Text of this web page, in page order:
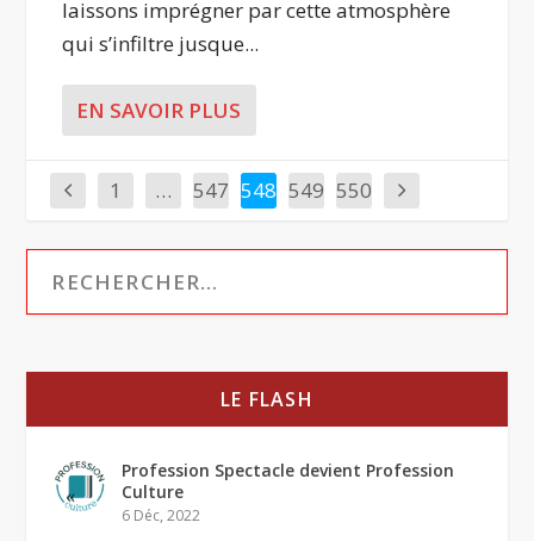
laissons imprégner par cette atmosphère
qui s’infiltre jusque...
EN SAVOIR PLUS
1 … 547 548 549 550
LE FLASH
Profession Spectacle devient Profession
Culture
6 Déc, 2022